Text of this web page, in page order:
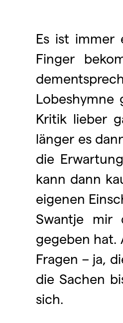
Es ist immer
Finger
Lobeshymne
Kritik lieber
länger es
die
kann dann
eigenen
Swantje mir
gegeben hat.
Fragen – ja,
die Sachen
sich.